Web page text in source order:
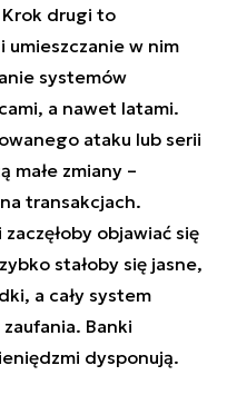
Krok drugi to
umieszczanie w nim
systemów
a nawet latami.
ataku lub serii
małe zmiany –
transakcjach.
objawiać się
stałoby się jasne,
a cały system
Banki
dysponują.